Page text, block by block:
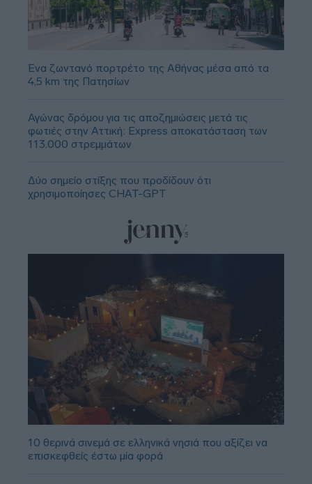
Ένα ζωντανό πορτρέτο της Αθήνας μέσα από τα
4,5 km της Πατησίων
Αγώνας δρόμου για τις αποζημιώσεις μετά τις
φωτιές στην Αττική: Express αποκατάσταση των
113.000 στρεμμάτων
Δύο σημείο στίξης που προδίδουν ότι
χρησιμοποίησες CHAT-GPT
10 θερινά σινεμά σε ελληνικά νησιά που αξίζει να
επισκεφθείς έστω μία φορά